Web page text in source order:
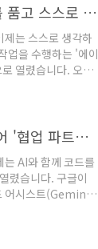
에 기부했기 때문입
, 월등한 지능도 없
량주에 꾸준히 투자
리의 마법이 작동할
다.같은 시기, 하버
에서 고위 임원으
러..
챗GPT, '에이전트'를 품고 스스로 행동하는 AI 시대를 열다
는 스스로 생각하
업을 수행하는 '에이
열렸습니다. 오픈
이전트
를 대신하여 복잡
Agent]이
는 기존 챗GPT의
상호작용하는 '오
과 심층적인 정보
리서치(Deep
력한 '에이전틱 시
AI 코딩, '조수'를 넘어 '협업 파트너'로: 구글 제미나이 코드 어시스트의 혁신
는 AI와 함께 코드를
렸습니다. 구글이
어시스트(Gemini
전트 모드(Agent
를 근본적으로 바